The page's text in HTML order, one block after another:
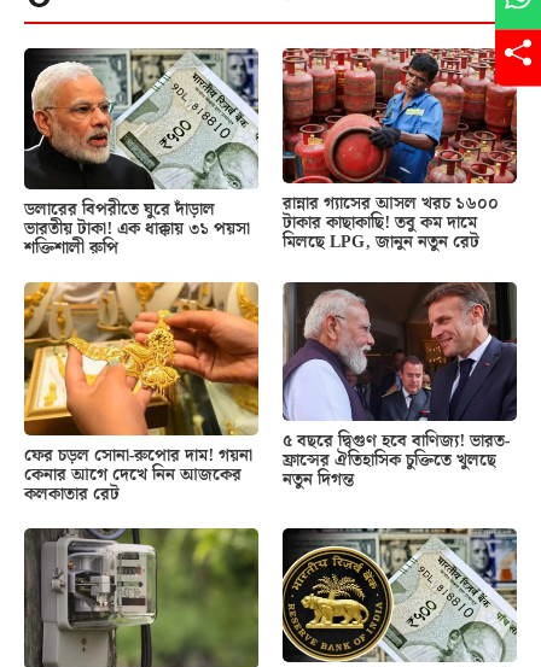
ডলারের বিপরীতে ঘুরে দাঁড়াল
ভারতীয় টাকা! এক ধাক্কায় ৩১ পয়সা
শক্তিশালী রুপি
রান্নার গ্যাসের আসল খরচ ১৬০০
টাকার কাছাকাছি! তবু কম দামে
মিলছে LPG, জানুন নতুন রেট
ফের চড়ল সোনা-রুপোর দাম! গয়না
কেনার আগে দেখে নিন আজকের
কলকাতার রেট
৫ বছরে দ্বিগুণ হবে বাণিজ্য! ভারত-
ফ্রান্সের ঐতিহাসিক চুক্তিতে খুলছে
নতুন দিগন্ত